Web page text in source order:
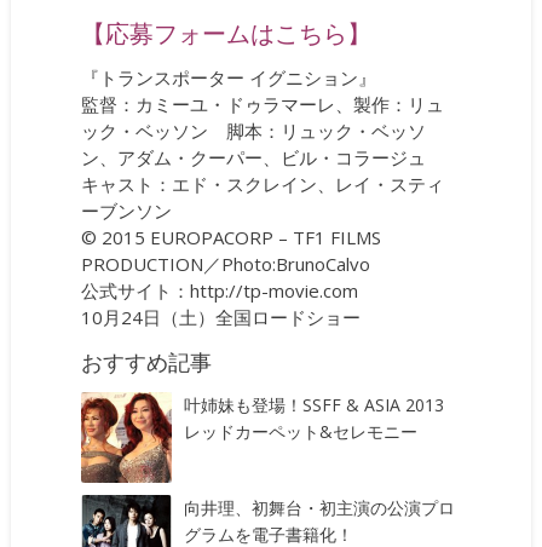
【応募フォームはこちら】
『トランスポーター イグニション』
監督：カミーユ・ドゥラマーレ、製作：リュ
ック・ベッソン 脚本：リュック・ベッソ
ン、アダム・クーパー、ビル・コラージュ
キャスト：エド・スクレイン、レイ・スティ
ーブンソン
© 2015 EUROPACORP – TF1 FILMS
PRODUCTION／Photo:BrunoCalvo
公式サイト：http://tp-movie.com
10月24日（土）全国ロードショー
おすすめ記事
叶姉妹も登場！SSFF & ASIA 2013
レッドカーペット&セレモニー
向井理、初舞台・初主演の公演プロ
グラムを電子書籍化！